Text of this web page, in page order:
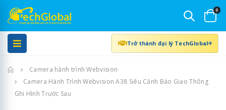
0
Trở thành đại lý TechGlobal
Trang chủCamera hành trình Webvision
Camera Hành Trình Webvision A38 Siêu Cảnh Báo Giao Thông
Ghi Hình Trước Sau